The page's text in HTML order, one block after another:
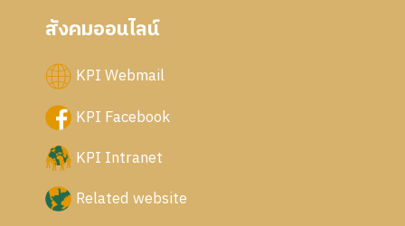
สังคมออนไลน์
KPI Webmail
KPI Facebook
KPI Intranet
Related website